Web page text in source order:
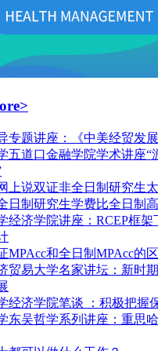
专题讲座：《中美经贸发展
五道口金融学院学术讲座“
上说双证非全日制研究生
日制研究生学费比全日制
经济学院讲座：RCEP框架
MPAcc和全日制MPAcc的
贸易大学名家讲坛：新时
经济学院笔谈 ：积极把握
东吴哲学系列讲座：重思